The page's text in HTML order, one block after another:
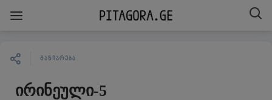
ᲒᲐᲖᲘᲐᲠᲔᲑᲐ
ირინეული-5